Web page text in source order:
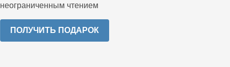
неограниченным чтением
ПОЛУЧИТЬ ПОДАРОК